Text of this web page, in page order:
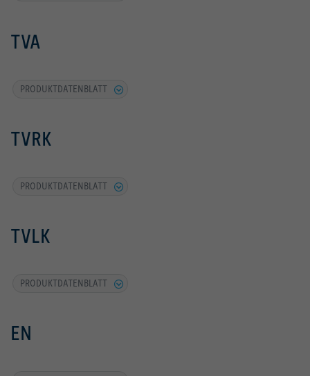
TVA
PRODUKTDATENBLATT
TVRK
PRODUKTDATENBLATT
TVLK
PRODUKTDATENBLATT
EN